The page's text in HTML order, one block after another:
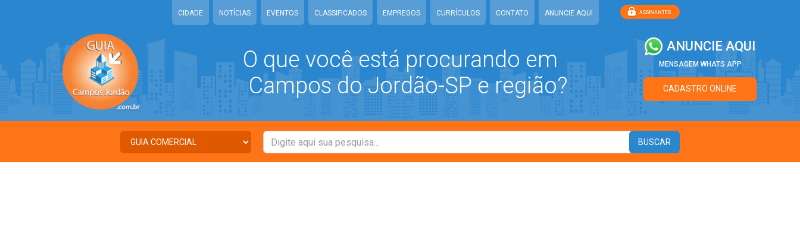
CIDADE NOTÍCIAS EVENTOS CLASSIFICADOS EMPREGOS CURRÍCULOS CONTATO ANUNCIE AQUI
O que você está procurando em
Campos do Jordão-SP e região?
ANUNCIE AQUI
MENSAGEM WHATS APP
CADASTRO ONLINE